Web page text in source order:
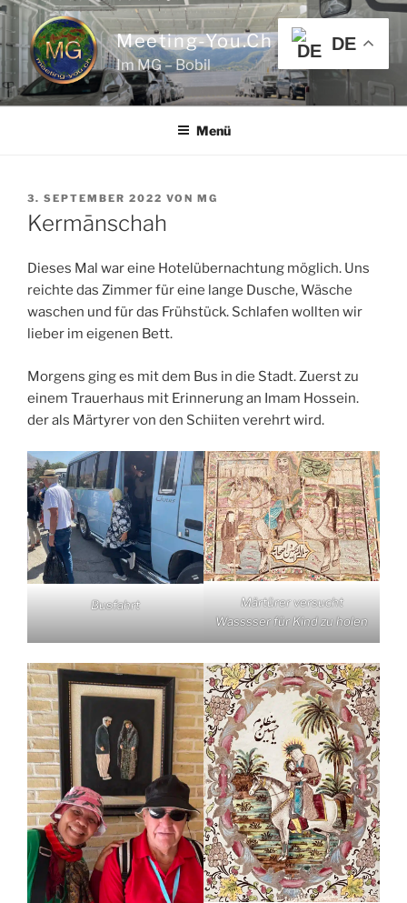
Zum
Inhalt
springen
Meeting-You.ch
Im MG – Bobil
Menü
VERÖFFENTLICHT
AM
3. SEPTEMBER 2022 VON MG
Kermānschah
Dieses Mal war eine Hotelübernachtung möglich. Uns
reichte das Zimmer für eine lange Dusche, Wäsche
waschen und für das Frühstück. Schlafen wollten wir
lieber im eigenen Bett.
Morgens ging es mit dem Bus in die Stadt. Zuerst zu
einem Trauerhaus mit Erinnerung an Imam Hossein.
der als Märtyrer von den Schiiten verehrt wird.
Busfahrt
Märtürer versucht
Wasssser für Kind zu holen
DE